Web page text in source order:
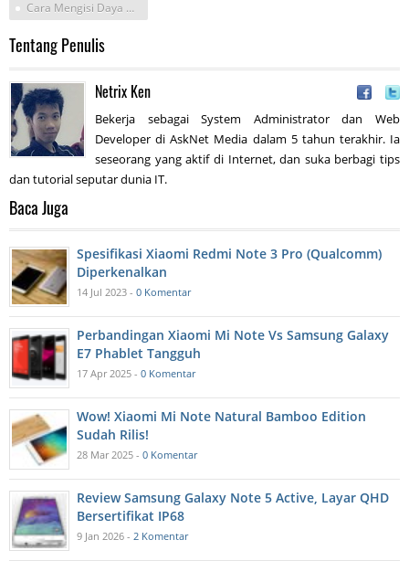
Cara Mengisi Daya Hi Xiomi Mi
Tentang Penulis
Netrix Ken
Bekerja sebagai System Administrator dan Web
Developer di AskNet Media dalam 5 tahun terakhir. Ia
seseorang yang aktif di Internet, dan suka berbagi tips
dan tutorial seputar dunia IT.
Baca Juga
Spesifikasi Xiaomi Redmi Note 3 Pro (Qualcomm)
Diperkenalkan
14 Jul 2023 - 0 Komentar
Perbandingan Xiaomi Mi Note Vs Samsung Galaxy
E7 Phablet Tangguh
17 Apr 2025 - 0 Komentar
Wow! Xiaomi Mi Note Natural Bamboo Edition
Sudah Rilis!
28 Mar 2025 - 0 Komentar
Review Samsung Galaxy Note 5 Active, Layar QHD
Bersertifikat IP68
9 Jan 2026 - 2 Komentar